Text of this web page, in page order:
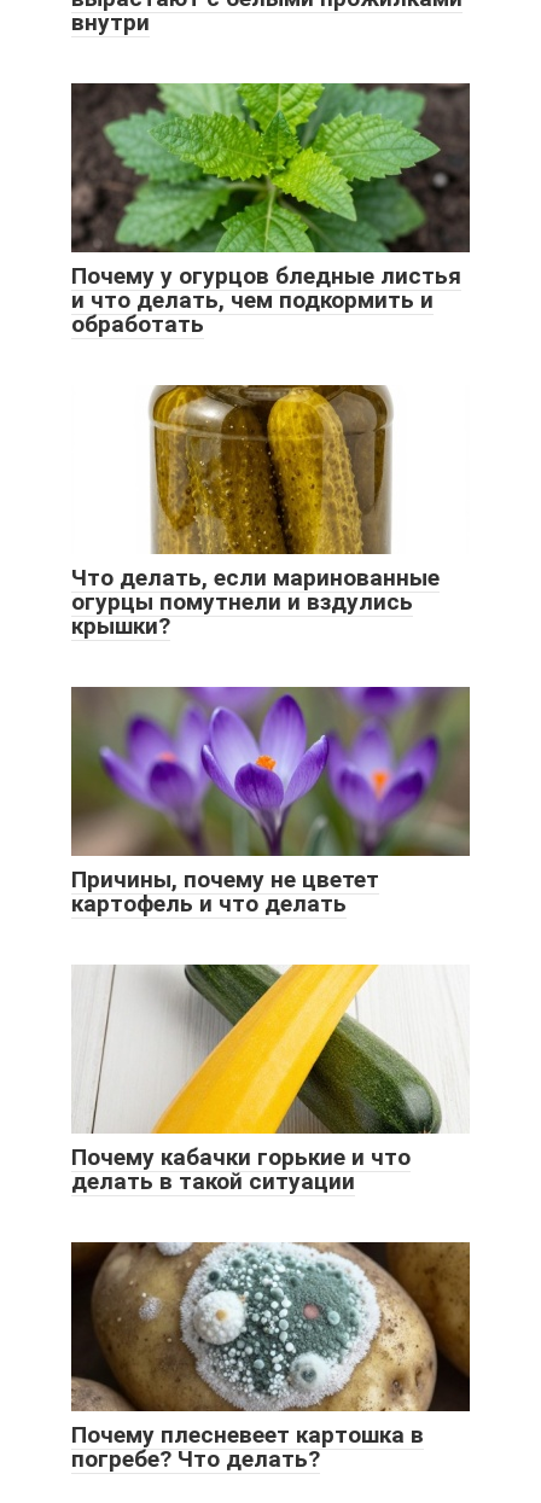
внутри
Почему у огурцов бледные листья
и что делать, чем подкормить и
обработать
Что делать, если маринованные
огурцы помутнели и вздулись
крышки?
Причины, почему не цветет
картофель и что делать
Почему кабачки горькие и что
делать в такой ситуации
Почему плесневеет картошка в
погребе? Что делать?